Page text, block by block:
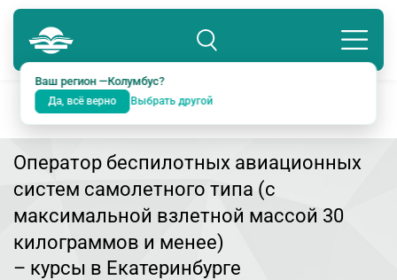
Колумбус
Подразделение: Екатеринбург
Ваш регион —Колумбус?
Да, всё верно Выбрать другой
8 800 234-18-38
Оператор беспилотных авиационных
систем самолетного типа (с
максимальной взлетной массой 30
килограммов и менее)
– курсы в Екатеринбурге